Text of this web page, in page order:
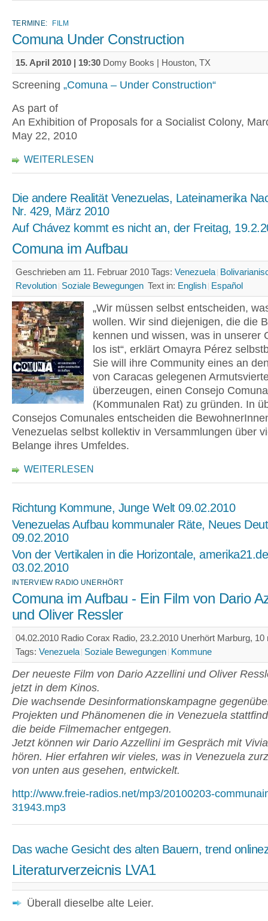
TERMINE: FILM
Comuna Under Construction
15. April 2010 | 19:30 Domy Books | Houston, TX
Screening „Comuna – Under Construction“
As part of
An Exhibition of Proposals for a Socialist Colony,
May 22, 2010
WEITERLESEN
Die andere Realität Venezuelas, Lateinamerika
Nr. 429, März 2010
Auf Chávez kommt es nicht an, der Freitag,
Comuna im Aufbau
Geschrieben am 11. Februar 2010 Tags: Venezuela
Revolution Soziale Bewegungen Text in: English Español
„Wir müssen selbst entscheiden,
wollen. Wir sind diejenigen, die die
kennen und wissen, was in unserer
los ist“, erklärt Omayra Pérez
Sie will ihre Community eines an
von Caracas gelegenen
überzeugen, einen Consejo
(Kommunalen Rat) zu gründen. In
Consejos Comunales entscheiden die
Venezuelas selbst kollektiv in Versammlungen über
Belange ihres Umfeldes.
WEITERLESEN
Richtung Kommune, Junge Welt 09.02.2010
Venezuelas Aufbau kommunaler Räte, Neues
09.02.2010
Von der Vertikalen in die Horizontale,
03.02.2010
INTERVIEW RADIO UNERHÖRT
Comuna im Aufbau - Ein Film von Dario
und Oliver Ressler
04.02.2010 Radio Corax Radio, 23.2.2010 Unerhört Marburg, 10
Tags: Venezuela Soziale Bewegungen Kommune
Der neueste Film von Dario Azzellini und Oliver
jetzt in dem Kinos.
Die wachsende Desinformationskampagne
Projekten und Phänomenen die in Venezuela
die beide Filmemacher entgegen.
Jetzt können wir Dario Azzellini im Gespräch mit
hören. Hier erfahren wir vieles, was in Venezuela
von unten aus gesehen, entwickelt.
http://www.freie-radios.net/mp3/20100203-
31943.mp3
Das wache Gesicht des alten Bauern, trend
Literaturverzeicnis LVA1
Überall dieselbe alte Leier.